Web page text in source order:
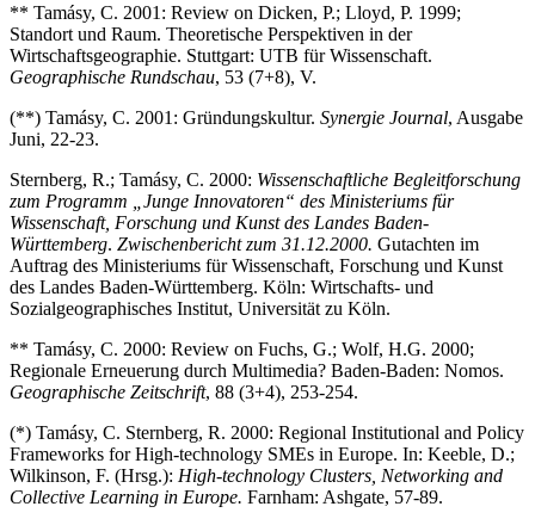
** Tamásy, C. 2001: Review on Dicken, P.; Lloyd, P. 1999;
Standort und Raum. Theoretische Perspektiven in der
Wirtschaftsgeographie. Stuttgart: UTB für Wissenschaft.
Geographische Rundschau, 53 (7+8), V.
(**) Tamásy, C. 2001: Gründungskultur. Synergie Journal, Ausgabe
Juni, 22-23.
Sternberg, R.; Tamásy, C. 2000: Wissenschaftliche Begleitforschung
zum Programm „Junge Innovatoren“ des Ministeriums für
Wissenschaft, Forschung und Kunst des Landes Baden-
Württemberg. Zwischenbericht zum 31.12.2000. Gutachten im
Auftrag des Ministeriums für Wissenschaft, Forschung und Kunst
des Landes Baden-Württemberg. Köln: Wirtschafts- und
Sozialgeographisches Institut, Universität zu Köln.
** Tamásy, C. 2000: Review on Fuchs, G.; Wolf, H.G. 2000;
Regionale Erneuerung durch Multimedia? Baden-Baden: Nomos.
Geographische Zeitschrift, 88 (3+4), 253-254.
(*) Tamásy, C. Sternberg, R. 2000: Regional Institutional and Policy
Frameworks for High-technology SMEs in Europe. In: Keeble, D.;
Wilkinson, F. (Hrsg.): High-technology Clusters, Networking and
Collective Learning in Europe. Farnham: Ashgate, 57-89.